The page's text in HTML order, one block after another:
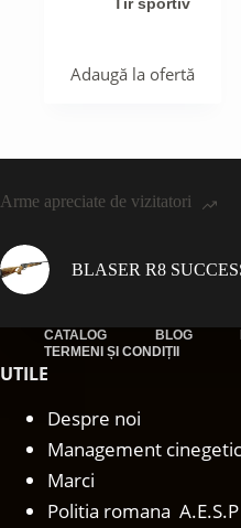
Tir sportiv
Adaugă la ofertă
Arme apreciate de vizitatori
BLASER R8
CATALOG BLOG
TERMENI ȘI CONDIȚII
UTILE
Despre noi
Management cinegetic
Marci
Politia romana A.E.S.P